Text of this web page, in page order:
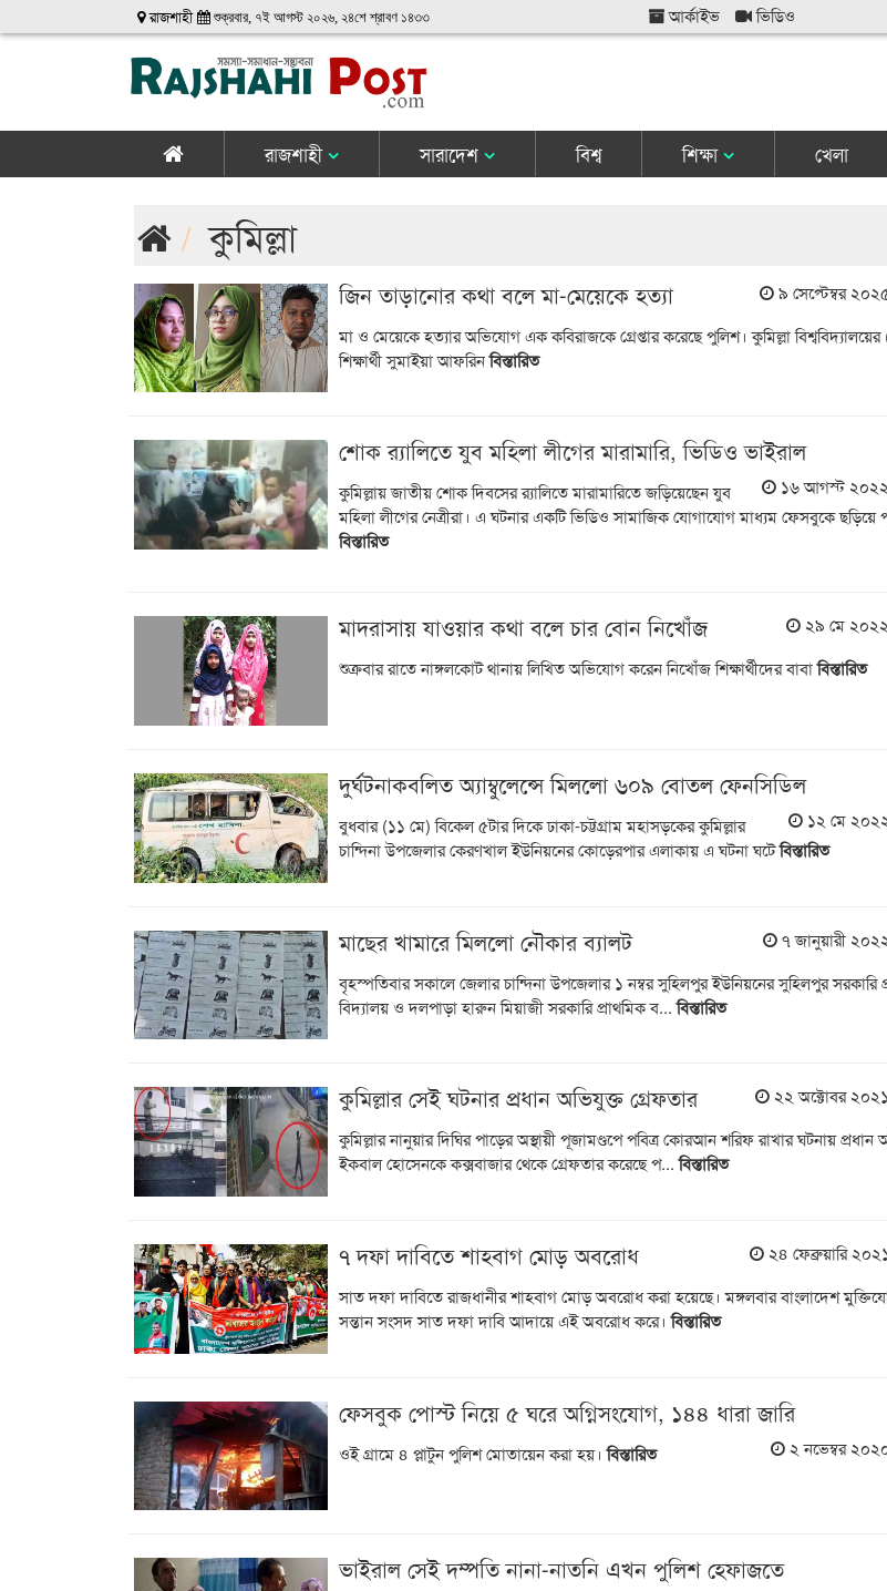
রাজশাহী শুক্রবার, ৭ই আগস্ট ২০২৬, ২৪শে শ্রাবণ ১৪৩৩ আর্কাইভ ভিডিও
রাজশাহী সারাদেশ বিশ্ব শিক্ষা খেলা
কুমিল্লা
জিন তাড়ানোর কথা বলে মা-মেয়েকে হত্যা
৯ সেপ্টেম্বর
মা ও মেয়েকে হত্যার অভিযোগ এক কবিরাজকে গ্রেপ্তার করেছে পুলিশ। কুমিল্লা বিশ্ববিদ্যালয়ের
শিক্ষার্থী সুমাইয়া আফরিনবিস্তারিত
শোক র‍্যালিতে যুব মহিলা লীগের মারামারি, ভিডিও ভাইরাল
১৬ আগস্ট
কুমিল্লায় জাতীয় শোক দিবসের র‍্যালিতে মারামারিতে জড়িয়েছেন যুব
মহিলা লীগের নেত্রীরা। এ ঘটনার একটি ভিডিও সামাজিক যোগাযোগ মাধ্যম ফেসবুকে ছড়িয়ে
বিস্তারিত
মাদরাসায় যাওয়ার কথা বলে চার বোন নিখোঁজ
২৯ মে
শুক্রবার রাতে নাঙ্গলকোট থানায় লিখিত অভিযোগ করেন নিখোঁজ শিক্ষার্থীদের বাবাবিস্তারিত
দুর্ঘটনাকবলিত অ্যাম্বুলেন্সে মিললো ৬০৯ বোতল ফেনসিডিল
১২ মে
বুধবার (১১ মে) বিকেল ৫টার দিকে ঢাকা-চট্টগ্রাম মহাসড়কের কুমিল্লার
চান্দিনা উপজেলার কেরণখাল ইউনিয়নের কোড়েরপার এলাকায় এ ঘটনা ঘটেবিস্তারিত
মাছের খামারে মিললো নৌকার ব্যালট
৭ জানুয়ারী
বৃহস্পতিবার সকালে জেলার চান্দিনা উপজেলার ১ নম্বর সুহিলপুর ইউনিয়নের সুহিলপুর সরকারি
বিদ্যালয় ও দলপাড়া হারুন মিয়াজী সরকারি প্রাথমিক ব...বিস্তারিত
কুমিল্লার সেই ঘটনার প্রধান অভিযুক্ত গ্রেফতার
২২ অক্টোবর
কুমিল্লার নানুয়ার দিঘির পাড়ের অস্থায়ী পূজামণ্ডপে পবিত্র কোরআন শরিফ রাখার ঘটনায় প্রধান
ইকবাল হোসেনকে কক্সবাজার থেকে গ্রেফতার করেছে প...বিস্তারিত
৭ দফা দাবিতে শাহবাগ মোড় অবরোধ
২৪ ফেব্রুয়ারি
সাত দফা দাবিতে রাজধানীর শাহবাগ মোড় অবরোধ করা হয়েছে। মঙ্গলবার বাংলাদেশ
সন্তান সংসদ সাত দফা দাবি আদায়ে এই অবরোধ করে।বিস্তারিত
ফেসবুক পোস্ট নিয়ে ৫ ঘরে অগ্নিসংযোগ, ১৪৪ ধারা জারি
২ নভেম্বর
ওই গ্রামে ৪ প্লাটুন পুলিশ মোতায়েন করা হয়।বিস্তারিত
ভাইরাল সেই দম্পতি নানা-নাতনি এখন পুলিশ হেফাজতে